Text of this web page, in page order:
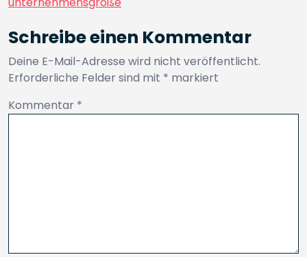
Schreibe einen Kommentar
Deine E-Mail-Adresse wird nicht veröffentlicht.
Erforderliche Felder sind mit * markiert
Kommentar *